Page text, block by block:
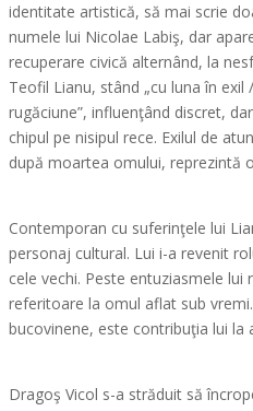
identitate artistică, să mai scrie
numele lui Nicolae Labiş, dar
recuperare civică alternând, la
Teofil Lianu, stând „cu luna în
rugăciune”, influenţând discret,
chipul pe nisipul rece. Exilul de
după moartea omului, reprezintă
Contemporan cu suferinţele lui
personaj cultural. Lui i-a revenit
cele vechi. Peste entuziasmele
referitoare la omul aflat sub
bucovinene, este contribuţia lui la
Dragoş Vicol s-a străduit să